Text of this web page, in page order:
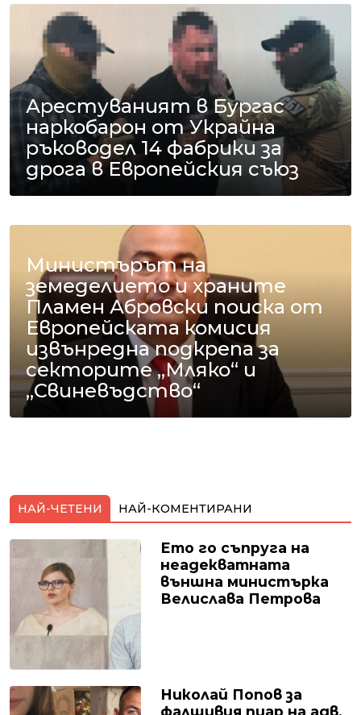
Арестуваният в Бургас
наркобарон от Украйна
ръководел 14 фабрики за
дрога в Европейския съюз
Министърът на
земеделието и храните
Пламен Абровски поиска от
Европейската комисия
извънредна подкрепа за
секторите „Мляко“ и
„Свиневъдство“
НАЙ-ЧЕТЕНИ НАЙ-КОМЕНТИРАНИ
Ето го съпруга на
неадекватната
външна министърка
Велислава Петрова
Николай Попов за
фалшивия пиар на адв.